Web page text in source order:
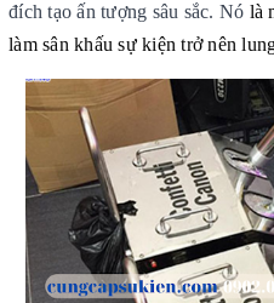
đích tạo ấn tượng sâu sắc. Nó là
làm sân khấu sự kiện trở nên